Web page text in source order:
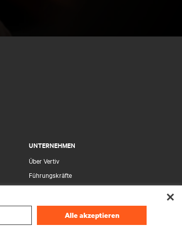
UNTERNEHMEN
Über Vertiv
Führungskräfte
Ethik und ComplianceAlle akzeptieren